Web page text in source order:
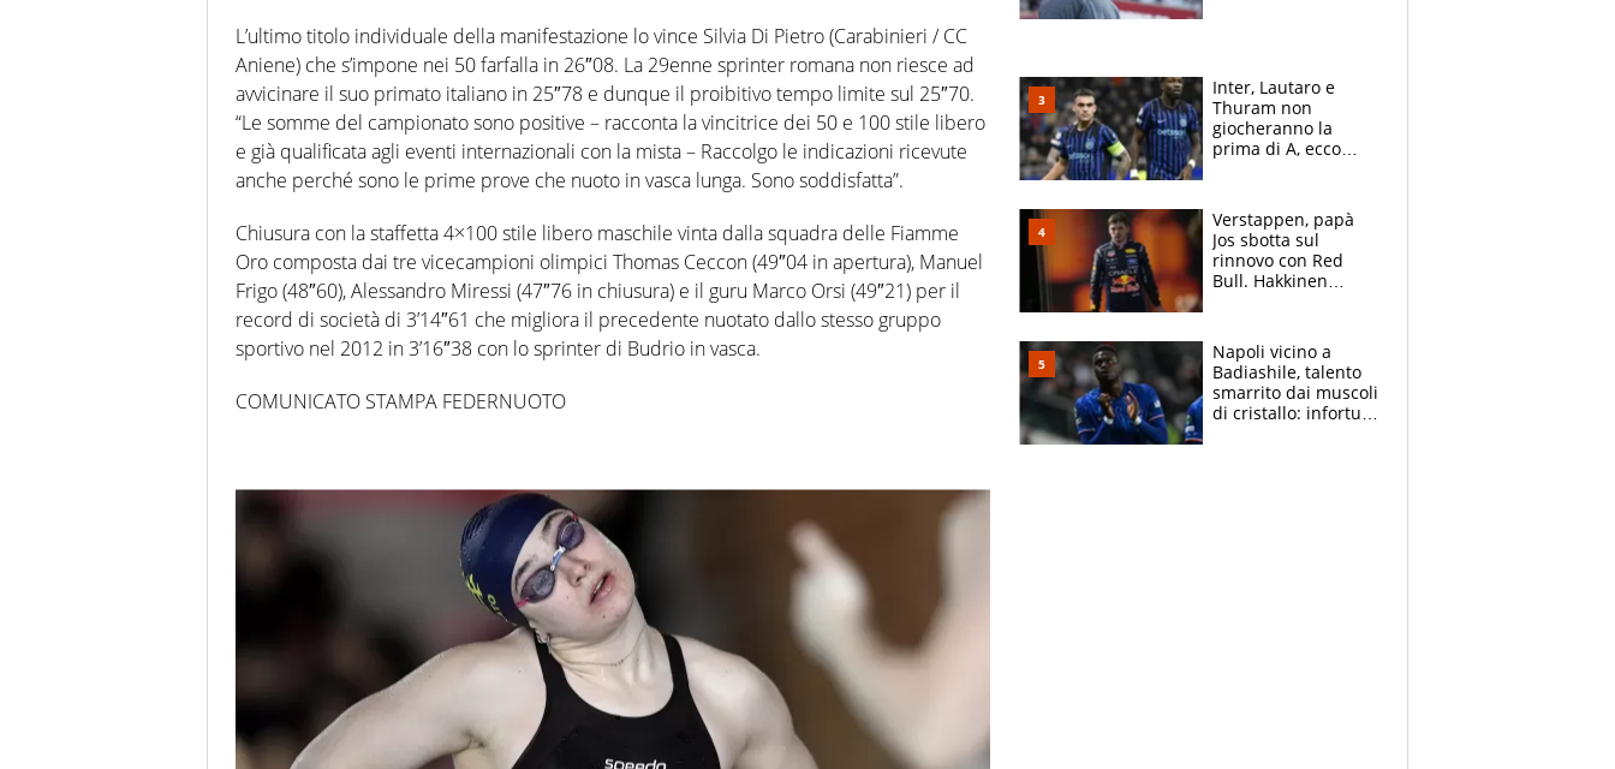
L’ultimo titolo individuale della manifestazione lo vince Silvia Di Pietro (Carabinieri / CC
Aniene) che s’impone nei 50 farfalla in 26″08. La 29enne sprinter romana non riesce ad
avvicinare il suo primato italiano in 25″78 e dunque il proibitivo tempo limite sul 25″70.
“Le somme del campionato sono positive – racconta la vincitrice dei 50 e 100 stile libero
e già qualificata agli eventi internazionali con la mista – Raccolgo le indicazioni ricevute
anche perché sono le prime prove che nuoto in vasca lunga. Sono soddisfatta”.
Chiusura con la staffetta 4×100 stile libero maschile vinta dalla squadra delle Fiamme
Oro composta dai tre vicecampioni olimpici Thomas Ceccon (49″04 in apertura), Manuel
Frigo (48″60), Alessandro Miressi (47″76 in chiusura) e il guru Marco Orsi (49″21) per il
record di società di 3’14″61 che migliora il precedente nuotato dallo stesso gruppo
sportivo nel 2012 in 3’16″38 con lo sprinter di Budrio in vasca.
COMUNICATO STAMPA FEDERNUOTO
Inter, Lautaro e
Thuram non
giocheranno la
prima di A, ecco
Esposito ma la
garanzia è Stankovic
Verstappen, papà
Jos sbotta sul
rinnovo con Red
Bull. Hakkinen
sarebbe un rischio”
Napoli vicino a
Badiashile, talento
smarrito dai muscoli
di cristallo: infortuni